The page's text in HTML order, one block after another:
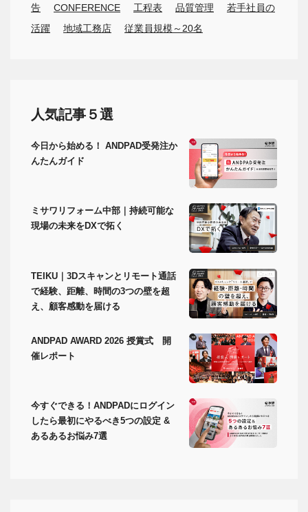
告 CONFERENCE 工程表 品質管理
若手社員の
活躍
地域工務店 従業員規模～20名
人気記事５選
今日から始める！ ANDPAD受発注か
んたんガイド
ミサワリフォーム中部｜持続可能な
現場の未来をDXで拓く
TEIKU｜3Dスキャンとリモート通話
で経験、距離、時間の3つの壁を超
え、顧客感動を届ける
ANDPAD AWARD 2026 授賞式 開
催レポート
今すぐできる！ANDPADにログイン
したら最初にやるべき5つの設定 &
あるあるお悩み7選